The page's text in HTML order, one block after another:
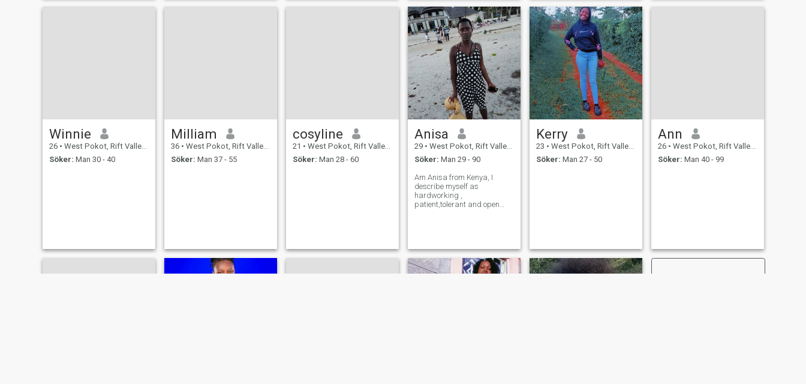
Winnie
26 • West Pokot, Rift Valley, Kenya
Söker: Man 30 - 40
Milliam
36 • West Pokot, Rift Valley, Kenya
Söker: Man 37 - 55
cosyline
21 • West Pokot, Rift Valley, Kenya
Söker: Man 28 - 60
Anisa
29 • West Pokot, Rift Valley, Kenya
Söker: Man 29 - 90
Am Anisa from Kenya, I
describe myself as
hardworking ,
patient,tolerant and open
Kerry
23 • West Pokot, Rift Valley, Kenya
Söker: Man 27 - 50
Ann
26 • West Pokot, Rift Valley, Kenya
Söker: Man 40 - 99